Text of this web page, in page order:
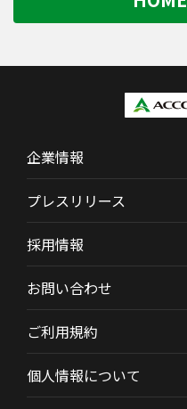
企業情報
プレスリリース
採用情報
お問い合わせ
ご利用規約
個人情報について